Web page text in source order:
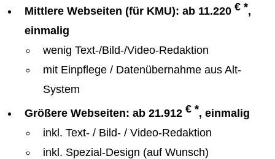
Mittlere Webseiten (für KMU): ab 11.220 € *,
einmalig
wenig Text-/Bild-/Video-Redaktion
mit Einpflege / Datenübernahme aus Alt-
System
Größere Webseiten: ab 21.912 € *, einmalig
inkl. Text- / Bild- / Video-Redaktion
inkl. Spezial-Design (auf Wunsch)